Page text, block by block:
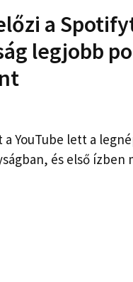
a
legjobb
a YouTube lett a
és első ízben